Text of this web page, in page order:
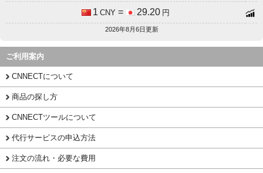
1 CNY = 29.20 円
2026年8月6日更新
ご利用案内
CNNECTについて
商品の探し方
CNNECTツールについて
代行サービスの申込方法
注文の流れ・必要な費用